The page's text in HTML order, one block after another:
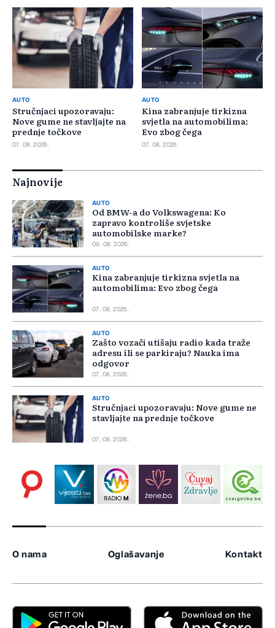
AUTO
Stručnjaci upozoravaju:
Nove gume ne stavljajte na
prednje točkove
07. 08. 2026.
AUTO
Kina zabranjuje tirkizna
svjetla na automobilima:
Evo zbog čega
07. 08. 2026.
Najnovije
AUTO
Od BMW-a do Volkswagena: Ko
zapravo kontroliše svjetske
automobilske marke?
09. 08. 2026.
AUTO
Kina zabranjuje tirkizna svjetla na
automobilima: Evo zbog čega
07. 08. 2026.
AUTO
Zašto vozači utišaju radio kada traže
adresu ili se parkiraju? Nauka ima
odgovor
07. 08. 2026.
AUTO
Stručnjaci upozoravaju: Nove gume ne
stavljajte na prednje točkove
07. 08. 2026.
O nama Oglašavanje Kontakt